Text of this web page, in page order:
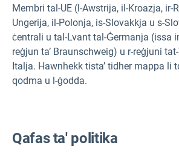
Membri tal-UE (l-Awstrija, il-Kroazja, ir-
Ungerija, il-Polonja, is-Slovakkja u s-
ċentrali u tal-Lvant tal-Ġermanja (issa
reġjun ta’ Braunschweig) u r-reġjuni
Italja. Hawnhekk tista’ tidher mappa li
qodma u l-ġodda.
Qafas ta' politika